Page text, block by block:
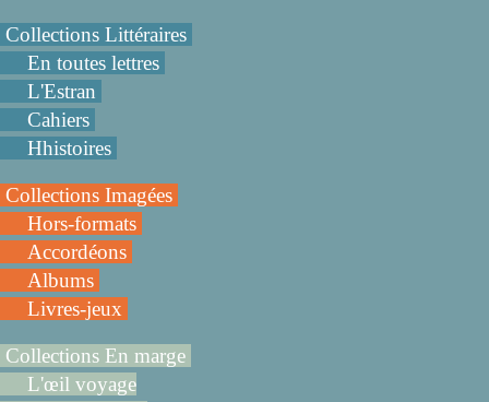
Collections Littéraires
En toutes lettres
L'Estran
Cahiers
Hhistoires
Collections Imagées
Hors-formats
Accordéons
Albums
Livres-jeux
Collections En marge
L'œil voyage